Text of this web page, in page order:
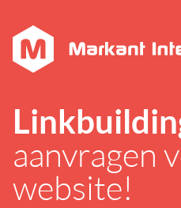
aanvragen
website!